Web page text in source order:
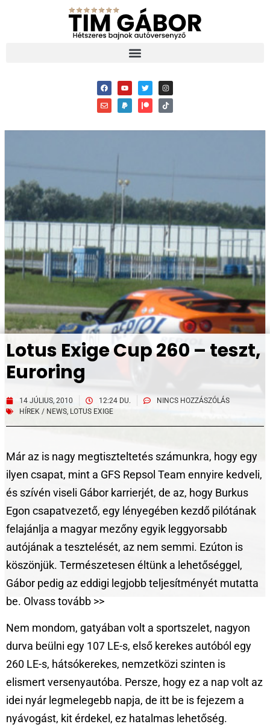
Lotus Exige Cup 260 – teszt,
Euroring
14 JÚLIUS, 2010 12:24 DU.
NINCS HOZZÁSZÓLÁS
HÍREK / NEWS, LOTUS EXIGE
Már az is nagy megtiszteltetés számunkra, hogy egy
ilyen csapat, mint a GFS Repsol Team ennyire kedveli,
és szívén viseli Gábor karrierjét, de az, hogy Burkus
Egon csapatvezető, egy lényegében kezdő pilótának
felajánlja a magyar mezőny egyik leggyorsabb
autójának a tesztelését, az nem semmi. Ezúton is
köszönjük. Természetesen éltünk a lehetőséggel,
Gábor pedig az eddigi legjobb teljesítményét mutatta
be. Olvass tovább >>
Nem mondom, gatyában volt a sportszelet, nagyon
durva beülni egy 107 LE-s, első kerekes autóból egy
260 LE-s, hátsókerekes, nemzetközi szinten is
elismert versenyautóba. Persze, hogy ez a nap volt az
idei nyár legmelegebb napja, de itt be is fejezem a
nyávogást, kit érdekel, ez hatalmas lehetőség.